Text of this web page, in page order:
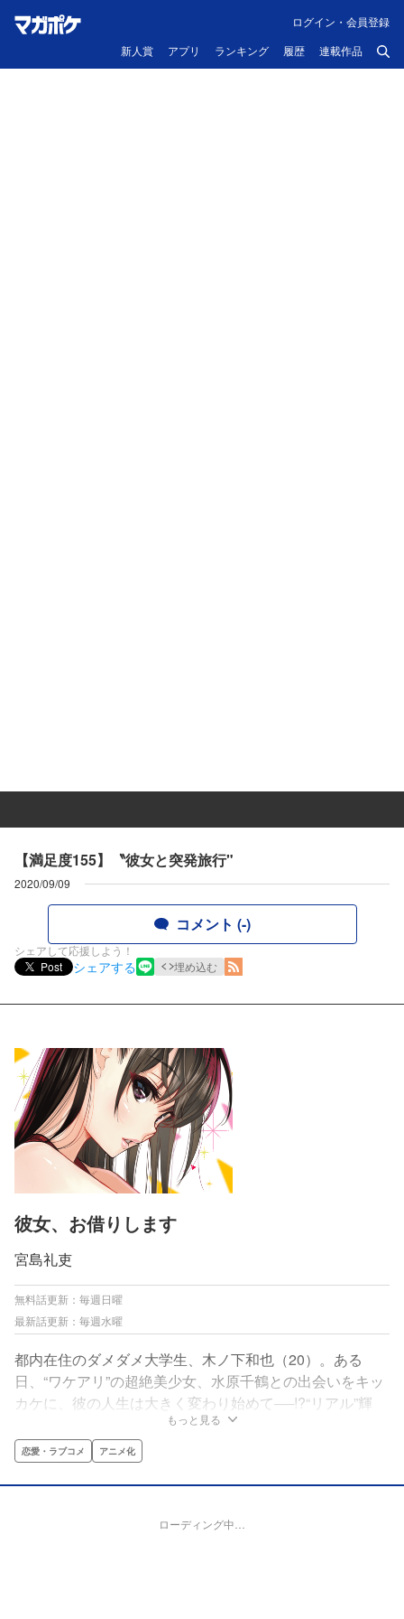
新人賞 アプリ ランキング 履歴 連載作品
ログイン・会員登録
【満足度155】〝彼女と突発旅行"
2020/09/09
コメント (-)
シェアして応援しよう！
Post
シェアする 埋め込む
彼女、お借りします
宮島礼吏
無料話更新：毎週日曜
最新話更新：毎週水曜
都内在住のダメダメ大学生、木ノ下和也（20）。ある
日、“ワケアリ”の超絶美少女、水原千鶴との出会いをキッ
カケに、彼の人生は大きく変わり始めて──!?“リアル”輝
く“レンタル”ラブライフ、開幕！
もっと見る
恋愛・ラブコメ アニメ化
ローディング中…